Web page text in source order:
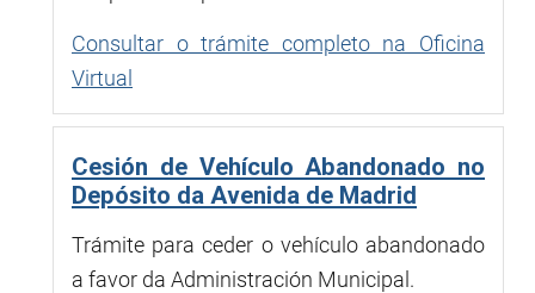
Consultar o trámite completo na Oficina
Virtual
Cesión de Vehículo Abandonado no
Depósito da Avenida de Madrid
Trámite para ceder o vehículo abandonado
a favor da Administración Municipal.